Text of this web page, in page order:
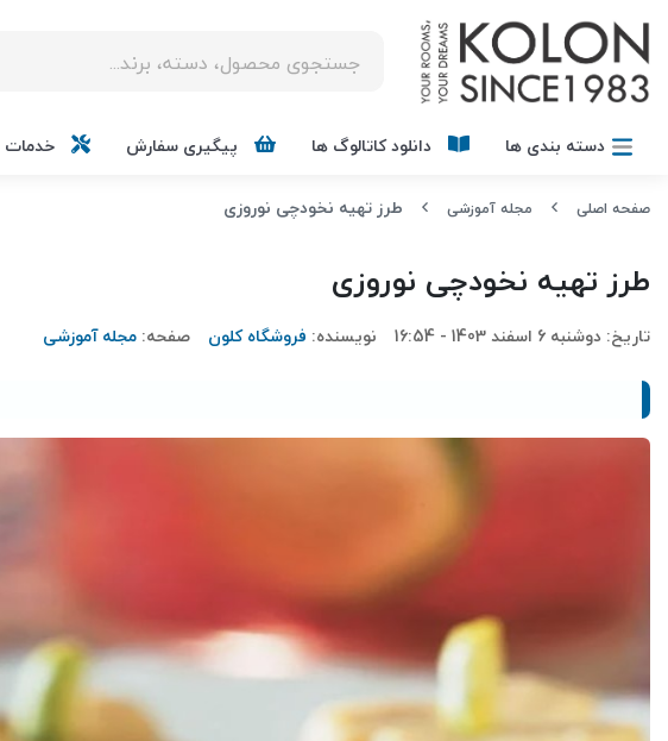
دسته بندی ها دانلود کاتالوگ ها پیگیری سفارش
صفحه اصلی مجله آموزشی طرز تهیه نخودچی نوروزی
طرز تهیه نخودچی نوروزی
تاریخ: دوشنبه 6 اسفند 1403 - 16:54 نویسنده: فروشگاه کلون صفحه: مجله آموزشی